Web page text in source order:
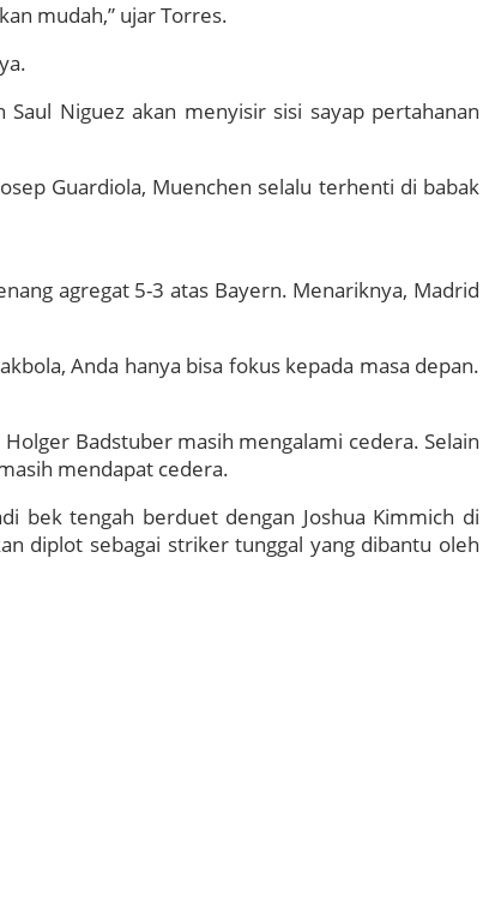
mudah,” ujar Torres.
Niguez akan menyisir sisi sayap pertahanan
Guardiola, Muenchen selalu terhenti di babak
agregat 5-3 atas Bayern. Menariknya, Madrid
Anda hanya bisa fokus kepada masa depan.
Badstuber masih mengalami cedera. Selain
mendapat cedera.
bek tengah berduet dengan Joshua Kimmich di
diplot sebagai striker tunggal yang dibantu oleh